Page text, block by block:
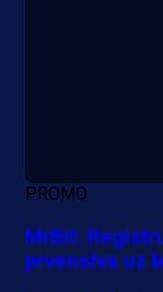
PROMO
MrBit:
prvenstva uz